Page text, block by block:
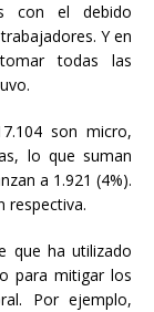
con el debido
Y en
todas las
son micro,
lo que suman
a 1.921 (4%).
respectiva.
que ha utilizado
para mitigar los
Por ejemplo,